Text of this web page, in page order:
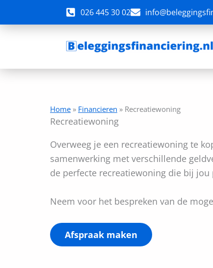
026 445 30 02
Home » Financieren » Recreatiewoning
Recreatiewoning
Overweeg je een recreatiewoning te
samenwerking met verschillende
de perfecte recreatiewoning die bij
Neem voor het bespreken van de
Afspraak maken